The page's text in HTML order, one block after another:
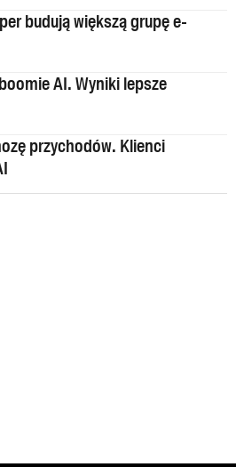
budują większą grupę e-
AI. Wyniki lepsze
przychodów. Klienci